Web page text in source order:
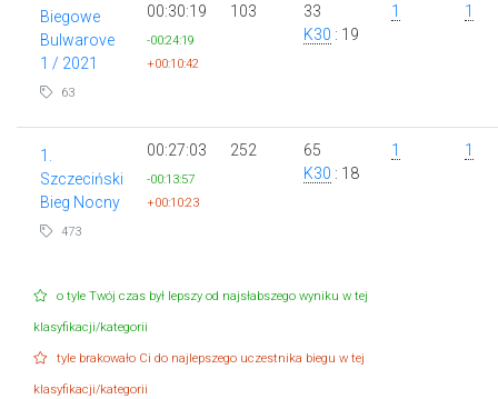
Biegowe
Bulwarove
1 / 2021
63
00:30:19
-00:24:19
+00:10:42
103
33
K30 : 19
1 1
1.
Szczeciński
Bieg Nocny
473
00:27:03
-00:13:57
+00:10:23
252
65
K30 : 18
1 1
o tyle Twój czas był lepszy od najsłabszego wyniku w tej
klasyfikacji/kategorii
tyle brakowało Ci do najlepszego uczestnika biegu w tej
klasyfikacji/kategorii